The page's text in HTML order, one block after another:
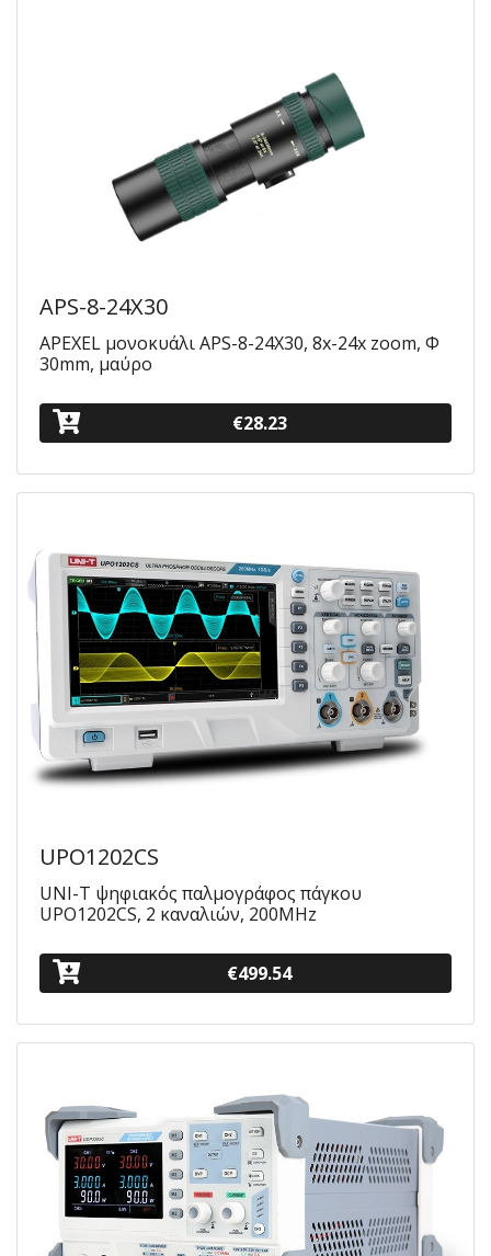
APS-8-24X30
APEXEL μονοκυάλι APS-8-24X30, 8x-24x zoom, Φ
30mm, μαύρο
€28.23
UPO1202CS
UNI-T ψηφιακός παλμογράφος πάγκου
UPO1202CS, 2 καναλιών, 200MHz
€499.54